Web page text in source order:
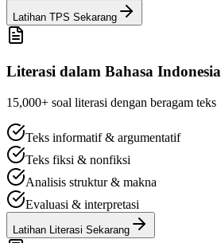
Latihan TPS Sekarang
Literasi dalam Bahasa Indonesia
15,000+ soal literasi dengan beragam teks
Teks informatif & argumentatif
Teks fiksi & nonfiksi
Analisis struktur & makna
Evaluasi & interpretasi
Latihan Literasi Sekarang